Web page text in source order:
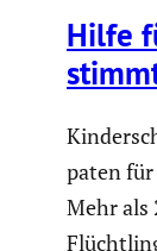
Hilfe
paten
Mehr als